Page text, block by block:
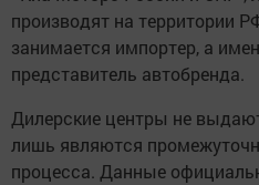
производят на территории
занимается импортер, а
представитель автобренда.
Дилерские центры не
лишь являются
процесса. Данные